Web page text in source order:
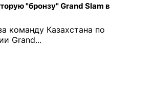
"бронзу" Grand Slam в
команду Казахстана по
Grand...